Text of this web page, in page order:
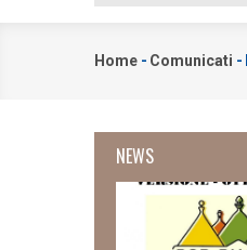
Briciole
pane
Home - Comunicati -
NEWS